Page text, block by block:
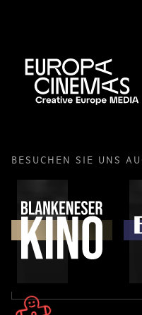
BESUCHEN SIE UNS